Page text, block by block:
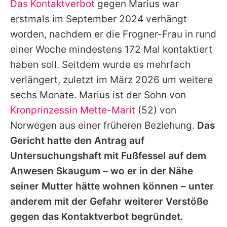
Das Kontaktverbot gegen Marius war
erstmals im September 2024 verhängt
worden, nachdem er die Frogner-Frau in rund
einer Woche mindestens 172 Mal kontaktiert
haben soll. Seitdem wurde es mehrfach
verlängert, zuletzt im März 2026 um weitere
sechs Monate. Marius ist der Sohn von
Kronprinzessin Mette-Marit (52) von
Norwegen aus einer früheren Beziehung. Das
Gericht hatte den Antrag auf
Untersuchungshaft mit Fußfessel auf dem
Anwesen Skaugum – wo er in der Nähe
seiner Mutter hätte wohnen können – unter
anderem mit der Gefahr weiterer Verstöße
gegen das Kontaktverbot begründet.